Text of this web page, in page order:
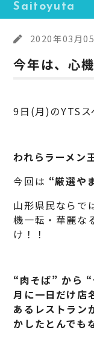
Saitoyuta
2020年03月
今年は、心
9日(月)のYTS
われらラーメン
今回は “厳選や
山形県民ならで
機一転・華麗な
け！！
“肉そば” から
月に一日だけ店
あるレストラン
かしたとんでも